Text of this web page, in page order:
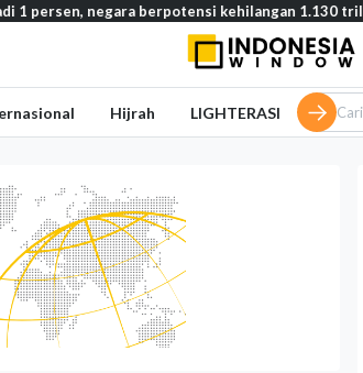
negara berpotensi kehilangan 1.130 triliun rupiah
Hijrah LIGHTERASI